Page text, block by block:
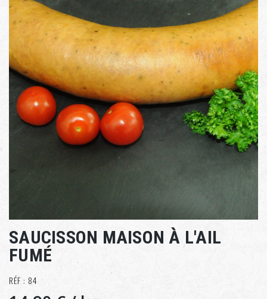
SAUCISSON MAISON À L'AIL
FUMÉ
RÉF : 84